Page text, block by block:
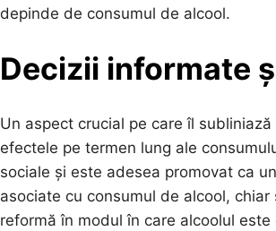
depinde de consumul de alcool.
Decizii informate
Un aspect crucial pe care îl
efectele pe termen lung ale
sociale și este adesea promovat ca
asociate cu consumul de alcool,
reformă în modul în care alcoolul